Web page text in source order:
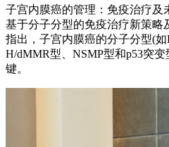
子宫内膜癌的管理：免疫治疗及
基于分子分型的免疫治疗新策略
指出，子宫内膜癌的分子分型(
H/dMMR型、NSMP型和p53突
键。